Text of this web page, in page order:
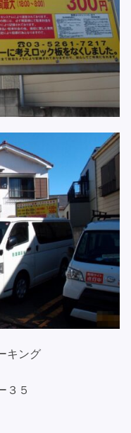
キング
５